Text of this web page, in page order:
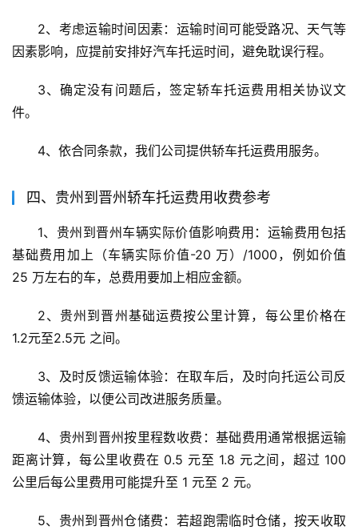
2、考虑运输时间因素：运输时间可能受路况、天气等
因素影响，应提前安排好汽车托运时间，避免耽误行程。
3、确定没有问题后，签定轿车托运费用相关协议文
件。
4、依合同条款，我们公司提供轿车托运费用服务。
四、贵州到晋州轿车托运费用收费参考
1、贵州到晋州车辆实际价值影响费用：运输费用包括
基础费用加上（车辆实际价值-20 万）/1000，例如价值
25 万左右的车，总费用要加上相应金额。
2、贵州到晋州基础运费按公里计算，每公里价格在
1.2元至2.5元 之间。
3、及时反馈运输体验：在取车后，及时向托运公司反
馈运输体验，以便公司改进服务质量。
4、贵州到晋州按里程数收费：基础费用通常根据运输
距离计算，每公里收费在 0.5 元至 1.8 元之间，超过 100
公里后每公里费用可能提升至 1 元至 2 元。
5、贵州到晋州仓储费：若超跑需临时仓储，按天收取